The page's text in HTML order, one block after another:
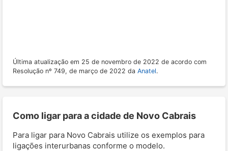
Última atualização em 25 de novembro de 2022 de acordo com
Resolução nº 749, de março de 2022 da Anatel.
Como ligar para a cidade de Novo Cabrais
Para ligar para Novo Cabrais utilize os exemplos para
ligações interurbanas conforme o modelo.